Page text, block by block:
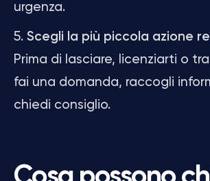
urgenza.
Scegli la più piccola azione
Prima di lasciare, licenziarti o
fai una domanda, raccogli
chiedi consiglio.